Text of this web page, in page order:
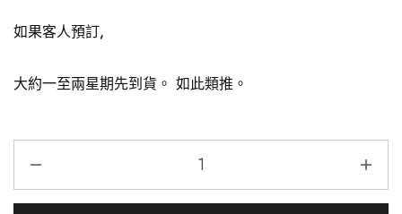
如果客人預訂,
大約一至兩星期先到貨。 如此類推。